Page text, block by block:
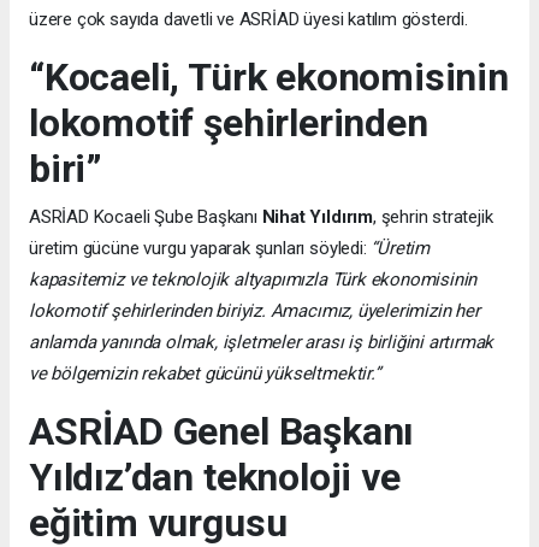
üzere çok sayıda davetli ve ASRİAD üyesi katılım gösterdi.
“Kocaeli, Türk ekonomisinin
lokomotif şehirlerinden
biri”
ASRİAD Kocaeli Şube Başkanı Nihat Yıldırım, şehrin stratejik
üretim gücüne vurgu yaparak şunları söyledi: “Üretim
kapasitemiz ve teknolojik altyapımızla Türk ekonomisinin
lokomotif şehirlerinden biriyiz. Amacımız, üyelerimizin her
anlamda yanında olmak, işletmeler arası iş birliğini artırmak
ve bölgemizin rekabet gücünü yükseltmektir.”
ASRİAD Genel Başkanı
Yıldız’dan teknoloji ve
eğitim vurgusu